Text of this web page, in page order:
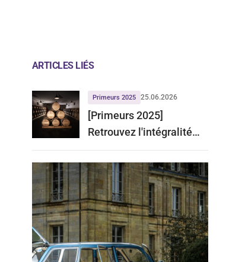
ARTICLES LIÉS
Primeurs 2025 25.06.2026
[Primeurs 2025]
Retrouvez l'intégralité
des notes de la rédaction